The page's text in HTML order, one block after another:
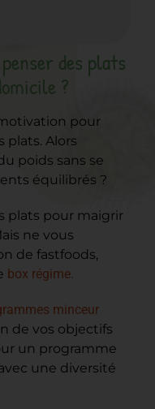
des plats
?
pour
plats. Alors
poids sans se
équilibrés ?
plats pour maigrir
ne vous
de fastfoods,
box régime.
minceur
de vos objectifs
un programme
une diversité